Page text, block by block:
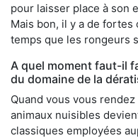
pour laisser place à son
Mais bon, il y a de fortes
temps que les rongeurs
A quel moment faut-il
du domaine de la
Quand vous vous
animaux nuisibles
classiques employées